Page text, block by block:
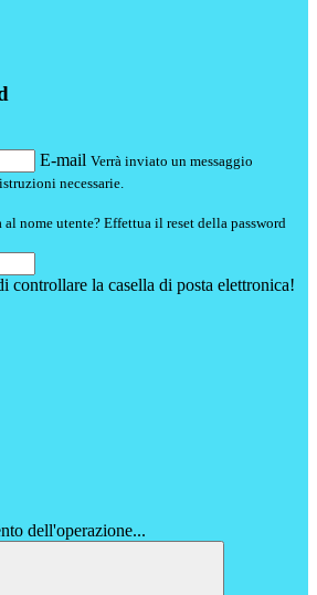
E-mail Verrà inviato un messaggio
necessarie.
nome utente? Effettua il reset della password
controllare la casella di posta elettronica!
dell'operazione...